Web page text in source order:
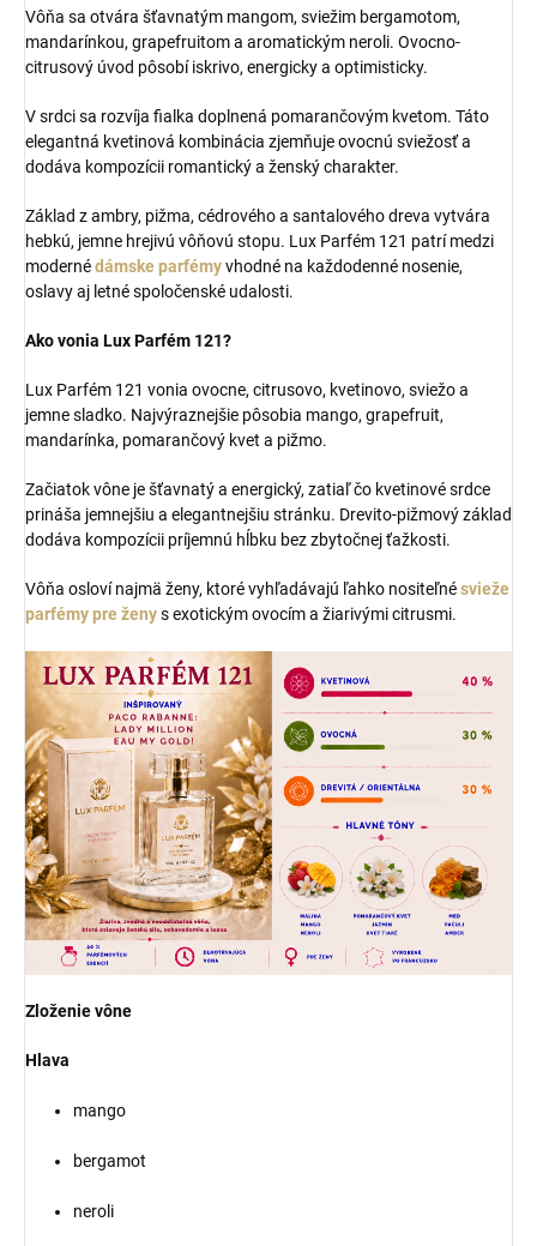
Vôňa sa otvára šťavnatým mangom, sviežim bergamotom,
mandarínkou, grapefruitom a aromatickým neroli. Ovocno-
citrusový úvod pôsobí iskrivo, energicky a optimisticky.
V srdci sa rozvíja fialka doplnená pomarančovým kvetom. Táto
elegantná kvetinová kombinácia zjemňuje ovocnú sviežosť a
dodáva kompozícii romantický a ženský charakter.
Základ z ambry, pižma, cédrového a santalového dreva vytvára
hebkú, jemne hrejivú vôňovú stopu. Lux Parfém 121 patrí medzi
modernédámske parfémyvhodné na každodenné nosenie,
oslavy aj letné spoločenské udalosti.
Ako vonia Lux Parfém 121?
Lux Parfém 121 vonia ovocne, citrusovo, kvetinovo, sviežo a
jemne sladko. Najvýraznejšie pôsobia mango, grapefruit,
mandarínka, pomarančový kvet a pižmo.
Začiatok vône je šťavnatý a energický, zatiaľ čo kvetinové srdce
prináša jemnejšiu a elegantnejšiu stránku. Drevito-pižmový základ
dodáva kompozícii príjemnú hĺbku bez zbytočnej ťažkosti.
Vôňa osloví najmä ženy, ktoré vyhľadávajú ľahko nositeľnésvieže
parfémy pre ženys exotickým ovocím a žiarivými citrusmi.
Zloženie vône
Hlava
mango
bergamot
neroli